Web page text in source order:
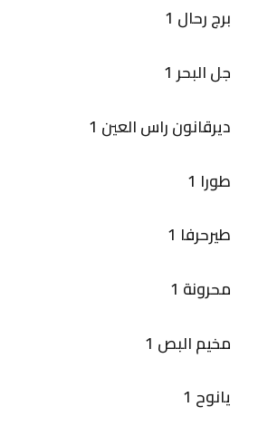
برج رحال 1
جل البحر 1
ديرقانون راس العين 1
طورا 1
طيرحرفا 1
محرونة 1
مخيم البص 1
يانوح 1